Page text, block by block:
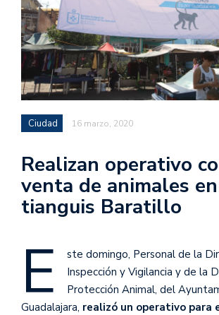
Ciudad 16 marzo, 2020
Realizan operativo
venta de animales
tianguis Baratillo
E
ste domingo, Personal de la
Inspección y Vigilancia y de la
Protección Animal, del
Guadalajara, realizó un operativo para